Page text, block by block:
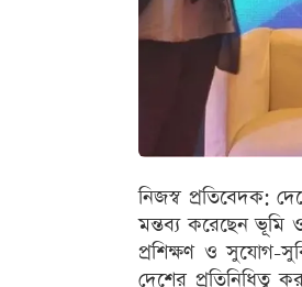
নিজস্ব প্রতিবেদক:
মন্তব্য করেছেন ভূমি ও
প্রশিক্ষণ ও সুযোগ-
দেশের প্রতিনিধিত্ব